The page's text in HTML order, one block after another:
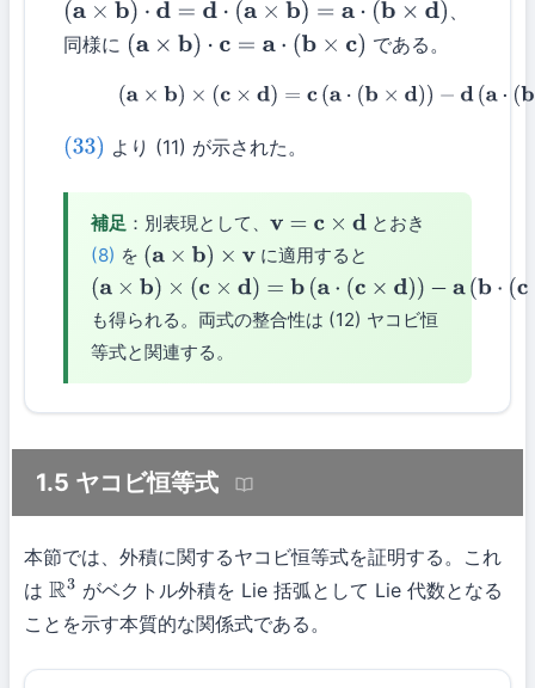
(a× b ⋅d= d ⋅(a×b)=a ⋅(b ×d )
同様に (a× b ⋅c= a ⋅( b× c) である。
(33) a×b)× (c ×d )=c( a⋅(b ×d))−d (a (b ×c) )
(33) より (11) が示された。
補足 ：別表現として、v=c× d
とおき
(8) を (a×b ×v
に適用すると
(a×b ×(c ×d )=b(a⋅(c ×d )
−a(b⋅(c×d))
も得られる。両式の整合性は (12) ヤコビ恒
等式と関連する。
1.5 ヤコビ恒等式
本節では、外積に関するヤコビ恒等式を証明する。これ
は R3 がベクトル外積を Lie 括弧として Lie 代数となる
ことを示す本質的な関係式である。